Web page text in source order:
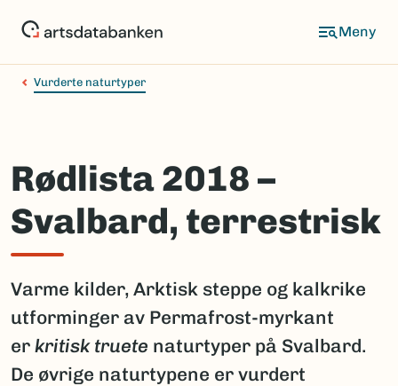
Vurderte naturtyper
Rødlista 2018 –
Svalbard, terrestrisk
Varme kilder, Arktisk steppe og kalkrike
utforminger av Permafrost-myrkant
er kritisk truete naturtyper på Svalbard.
De øvrige naturtypene er vurdert